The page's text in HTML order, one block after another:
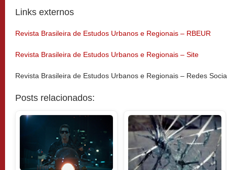
Links externos
Revista Brasileira de Estudos Urbanos e Regionais – RBEUR
Revista Brasileira de Estudos Urbanos e Regionais – Site
Revista Brasileira de Estudos Urbanos e Regionais – Redes
Posts relacionados: